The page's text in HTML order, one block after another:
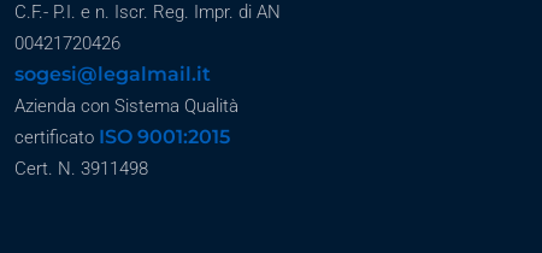
C.F.- P.I. e n. Iscr. Reg. Impr. di AN
00421720426
sogesi@legalmail.it
Azienda con Sistema Qualità
certificato ISO 9001:2015
Cert. N. 3911498